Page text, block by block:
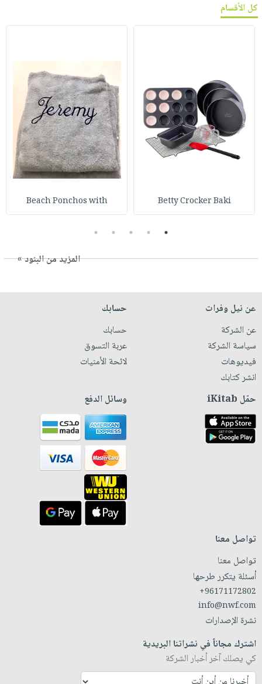
كل الأقسام
Betty Crocker Baki
Beach Ponchos with
1
2
3
4
5
المزيد من البنود »
عن نيل وفرات
عن الشركة
سياسة الشركة
فيديوهات
انشر كتابك
حسابك
حسابك
عربة التسوق
لائحة الأمنيات
حمّل iKitab وسائل الدفع
تواصل معنا
تواصل معنا
أسئلة يتكرر طرحها
+96171172802
info@nwf.com
نشرة الإصدارات
اشترك مجاناً في نشراتنا البريدية
كي يصلك آخر أخبار الشركة